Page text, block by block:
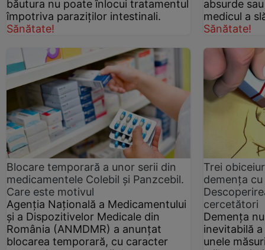
băutura nu poate înlocui tratamentul
împotriva paraziților intestinali.
Sănătate!
absurde
medicul a
Sănătate!
Blocare temporară a unor serii din
medicamentele Colebil și Panzcebil.
Care este motivul
Agenția Națională a Medicamentului
și a Dispozitivelor Medicale din
România (ANMDMR) a anunţat
blocarea temporară, cu caracter
Trei
demența cu
cercetători
Demența
inevitabilă
unele